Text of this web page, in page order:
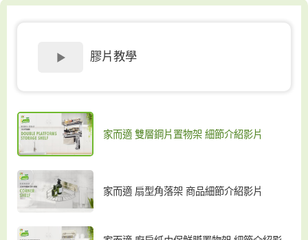
膠片教學
家而適 雙層鋼片置物架 細節介紹影片
家而適 扇型角落架 商品細節介紹影片